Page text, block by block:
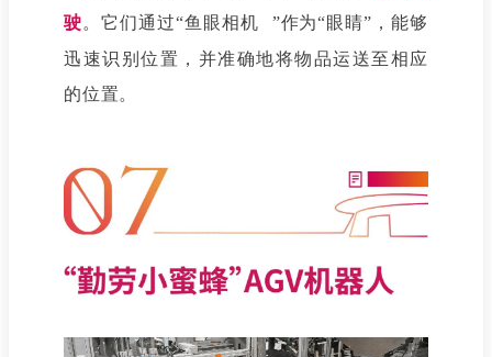
驶。它们通过“鱼眼相机
”作为“眼睛”，能够
迅速识别位置，并准确地将物品运送至相应
的位置。